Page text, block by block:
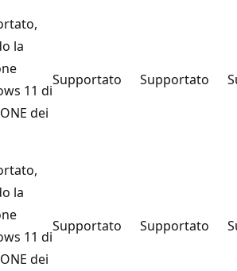
la
11 di
dei
Supportato Supportato
la
11 di
dei
Supportato Supportato